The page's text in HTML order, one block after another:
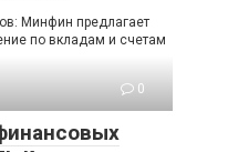
Минфин предлагает
по вкладам и счетам
0